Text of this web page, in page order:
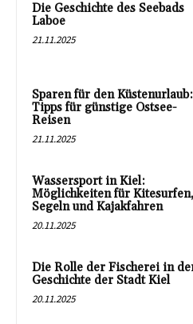
Die Geschichte des Seebads
Laboe
21.11.2025
Sparen für den Küstenurlaub:
Tipps für günstige Ostsee-
Reisen
21.11.2025
Wassersport in Kiel:
Möglichkeiten für Kitesurfen,
Segeln und Kajakfahren
20.11.2025
Die Rolle der Fischerei in
Geschichte der Stadt Kiel
20.11.2025